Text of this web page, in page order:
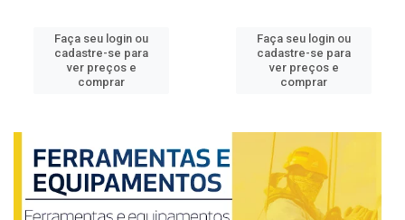
Faça seu login ou
cadastre-se para
ver preços e
comprar
Faça seu login ou
cadastre-se para
ver preços e
comprar